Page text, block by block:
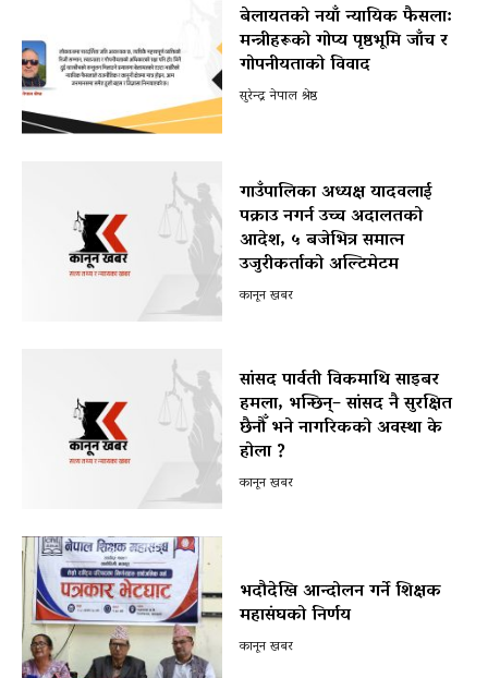
बेलायतको नयाँ न्यायिक फैसला:
मन्त्रीहरूको गोप्य पृष्ठभूमि जाँच र
गोपनीयताको विवाद
सुरेन्द्र नेपाल श्रेष्ठ
गाउँपालिका अध्यक्ष यादवलाई
पक्राउ नगर्न उच्च अदालतको
आदेश, ५ बजेभित्र समात्न
उजुरीकर्ताको अल्टिमेटम
कानून खबर
सांसद पार्वती विकमाथि साइबर
हमला, भन्छिन्– सांसद नै सुरक्षित
छैनौँ भने नागरिकको अवस्था के
होला ?
कानून खबर
भदौदेखि आन्दोलन गर्ने शिक्षक
महासंघको निर्णय
कानून खबर